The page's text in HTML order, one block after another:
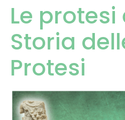
Le protesi
Storia
Protesi